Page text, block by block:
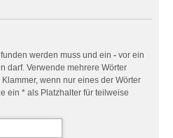
werden muss und ein - vor ein
darf. Verwende mehrere Wörter
wenn nur eines der Wörter
ein * als Platzhalter für teilweise